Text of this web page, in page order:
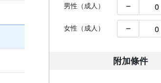
男性（成人）
女性（成人）
附加條件